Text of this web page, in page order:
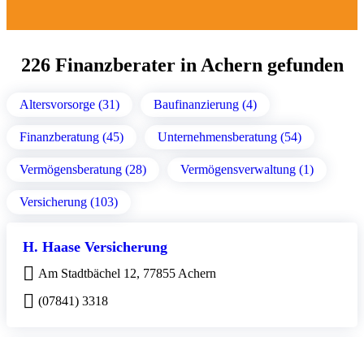
226 Finanzberater in Achern gefunden
Altersvorsorge (31) Baufinanzierung (4)
Finanzberatung (45) Unternehmensberatung (54)
Vermögensberatung (28) Vermögensverwaltung (1)
Versicherung (103)
H. Haase Versicherung
Am Stadtbächel 12, 77855 Achern
(07841) 3318